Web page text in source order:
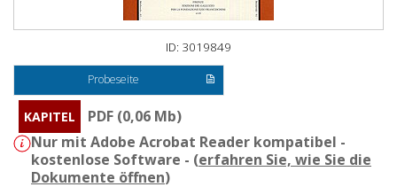
ID: 3019849
Probeseite
KAPITEL
PDF (0,06 Mb)
Nur mit Adobe Acrobat Reader kompatibel -
kostenlose Software - (erfahren Sie, wie Sie die
Dokumente öffnen)